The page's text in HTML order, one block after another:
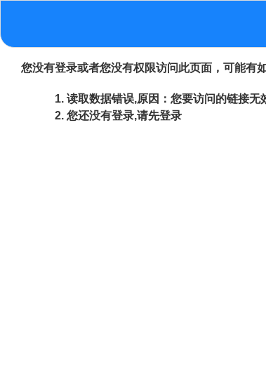
您没有登录或者您没有权限访问此页面，可能有
读取数据错误,原因：您要访问的链接
您还没有登录,请先登录